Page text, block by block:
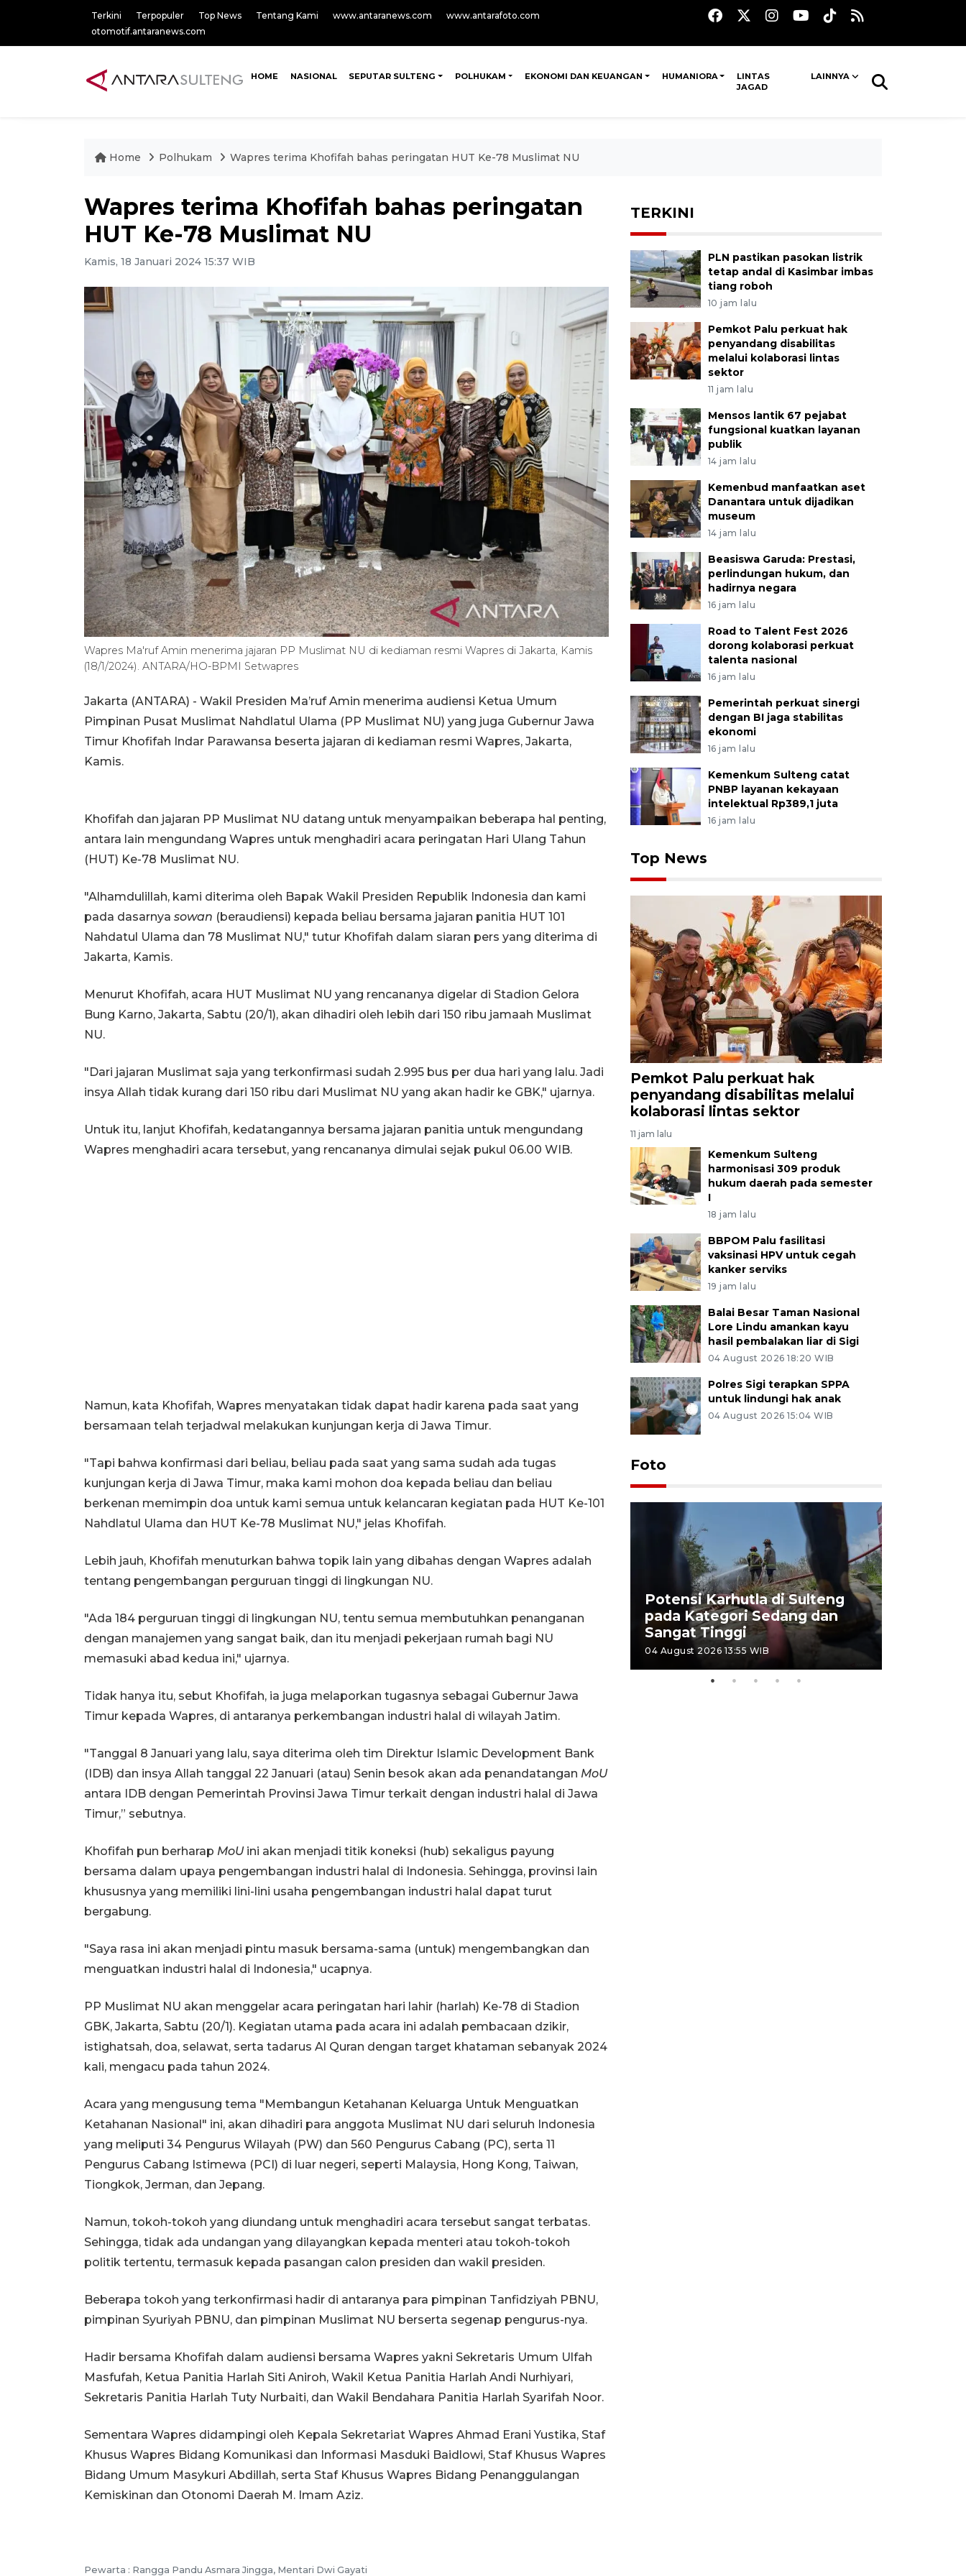
Terkini Terpopuler Top News Tentang Kami www.antaranews.com
www.antarafoto.com
otomotif.antaranews.com
HOME NASIONAL SEPUTAR SULTENG POLHUKAM EKONOMI DAN KEUANGAN HUMANIORA
LINTAS
JAGAD
LAINNYA
Home Polhukam Wapres terima Khofifah bahas peringatan HUT Ke-78 Muslimat NU
Wapres terima Khofifah bahas peringatan
HUT Ke-78 Muslimat NU
Kamis, 18 Januari 2024 15:37 WIB
Wapres Ma'ruf Amin menerima jajaran PP Muslimat NU di kediaman resmi Wapres di Jakarta, Kamis
(18/1/2024). ANTARA/HO-BPMI Setwapres
Jakarta (ANTARA) - Wakil Presiden Ma’ruf Amin menerima audiensi Ketua Umum
Pimpinan Pusat Muslimat Nahdlatul Ulama (PP Muslimat NU) yang juga Gubernur Jawa
Timur Khofifah Indar Parawansa beserta jajaran di kediaman resmi Wapres, Jakarta,
Kamis.
Khofifah dan jajaran PP Muslimat NU datang untuk menyampaikan beberapa hal penting,
antara lain mengundang Wapres untuk menghadiri acara peringatan Hari Ulang Tahun
(HUT) Ke-78 Muslimat NU.
"Alhamdulillah, kami diterima oleh Bapak Wakil Presiden Republik Indonesia dan kami
pada dasarnya sowan (beraudiensi) kepada beliau bersama jajaran panitia HUT 101
Nahdatul Ulama dan 78 Muslimat NU," tutur Khofifah dalam siaran pers yang diterima di
Jakarta, Kamis.
Menurut Khofifah, acara HUT Muslimat NU yang rencananya digelar di Stadion Gelora
Bung Karno, Jakarta, Sabtu (20/1), akan dihadiri oleh lebih dari 150 ribu jamaah Muslimat
NU.
"Dari jajaran Muslimat saja yang terkonfirmasi sudah 2.995 bus per dua hari yang lalu. Jadi
insya Allah tidak kurang dari 150 ribu dari Muslimat NU yang akan hadir ke GBK," ujarnya.
Untuk itu, lanjut Khofifah, kedatangannya bersama jajaran panitia untuk mengundang
Wapres menghadiri acara tersebut, yang rencananya dimulai sejak pukul 06.00 WIB.
Namun, kata Khofifah, Wapres menyatakan tidak dapat hadir karena pada saat yang
bersamaan telah terjadwal melakukan kunjungan kerja di Jawa Timur.
"Tapi bahwa konfirmasi dari beliau, beliau pada saat yang sama sudah ada tugas
kunjungan kerja di Jawa Timur, maka kami mohon doa kepada beliau dan beliau
berkenan memimpin doa untuk kami semua untuk kelancaran kegiatan pada HUT Ke-101
Nahdlatul Ulama dan HUT Ke-78 Muslimat NU," jelas Khofifah.
Lebih jauh, Khofifah menuturkan bahwa topik lain yang dibahas dengan Wapres adalah
tentang pengembangan perguruan tinggi di lingkungan NU.
"Ada 184 perguruan tinggi di lingkungan NU, tentu semua membutuhkan penanganan
dengan manajemen yang sangat baik, dan itu menjadi pekerjaan rumah bagi NU
memasuki abad kedua ini," ujarnya.
Tidak hanya itu, sebut Khofifah, ia juga melaporkan tugasnya sebagai Gubernur Jawa
Timur kepada Wapres, di antaranya perkembangan industri halal di wilayah Jatim.
"Tanggal 8 Januari yang lalu, saya diterima oleh tim Direktur Islamic Development Bank
(IDB) dan insya Allah tanggal 22 Januari (atau) Senin besok akan ada penandatangan MoU
antara IDB dengan Pemerintah Provinsi Jawa Timur terkait dengan industri halal di Jawa
Timur,” sebutnya.
Khofifah pun berharap MoUini akan menjadi titik koneksi (hub) sekaligus payung
bersama dalam upaya pengembangan industri halal di Indonesia. Sehingga, provinsi lain
khususnya yang memiliki lini-lini usaha pengembangan industri halal dapat turut
bergabung.
"Saya rasa ini akan menjadi pintu masuk bersama-sama (untuk) mengembangkan dan
menguatkan industri halal di Indonesia," ucapnya.
PP Muslimat NU akan menggelar acara peringatan hari lahir (harlah) Ke-78 di Stadion
GBK, Jakarta, Sabtu (20/1). Kegiatan utama pada acara ini adalah pembacaan dzikir,
istighatsah, doa, selawat, serta tadarus Al Quran dengan target khataman sebanyak 2024
kali, mengacu pada tahun 2024.
Acara yang mengusung tema "Membangun Ketahanan Keluarga Untuk Menguatkan
Ketahanan Nasional" ini, akan dihadiri para anggota Muslimat NU dari seluruh Indonesia
yang meliputi 34 Pengurus Wilayah (PW) dan 560 Pengurus Cabang (PC), serta 11
Pengurus Cabang Istimewa (PCI) di luar negeri, seperti Malaysia, Hong Kong, Taiwan,
Tiongkok, Jerman, dan Jepang.
Namun, tokoh-tokoh yang diundang untuk menghadiri acara tersebut sangat terbatas.
Sehingga, tidak ada undangan yang dilayangkan kepada menteri atau tokoh-tokoh
politik tertentu, termasuk kepada pasangan calon presiden dan wakil presiden.
Beberapa tokoh yang terkonfirmasi hadir di antaranya para pimpinan Tanfidziyah PBNU,
pimpinan Syuriyah PBNU, dan pimpinan Muslimat NU berserta segenap pengurus-nya.
Hadir bersama Khofifah dalam audiensi bersama Wapres yakni Sekretaris Umum Ulfah
Masfufah, Ketua Panitia Harlah Siti Aniroh, Wakil Ketua Panitia Harlah Andi Nurhiyari,
Sekretaris Panitia Harlah Tuty Nurbaiti, dan Wakil Bendahara Panitia Harlah Syarifah Noor.
Sementara Wapres didampingi oleh Kepala Sekretariat Wapres Ahmad Erani Yustika, Staf
Khusus Wapres Bidang Komunikasi dan Informasi Masduki Baidlowi, Staf Khusus Wapres
Bidang Umum Masykuri Abdillah, serta Staf Khusus Wapres Bidang Penanggulangan
Kemiskinan dan Otonomi Daerah M. Imam Aziz.
Pewarta : Rangga Pandu Asmara Jingga, Mentari Dwi Gayati
TERKINI
PLN pastikan pasokan listrik
tetap andal di Kasimbar imbas
tiang roboh
10 jam lalu
Pemkot Palu perkuat hak
penyandang disabilitas
melalui kolaborasi lintas
sektor
11 jam lalu
Mensos lantik 67 pejabat
fungsional kuatkan layanan
publik
14 jam lalu
Kemenbud manfaatkan aset
Danantara untuk dijadikan
museum
14 jam lalu
Beasiswa Garuda: Prestasi,
perlindungan hukum, dan
hadirnya negara
16 jam lalu
Road to Talent Fest 2026
dorong kolaborasi perkuat
talenta nasional
16 jam lalu
Pemerintah perkuat sinergi
dengan BI jaga stabilitas
ekonomi
16 jam lalu
Kemenkum Sulteng catat
PNBP layanan kekayaan
intelektual Rp389,1 juta
16 jam lalu
Top News
Pemkot Palu perkuat hak
penyandang disabilitas melalui
kolaborasi lintas sektor
11 jam lalu
Kemenkum Sulteng
harmonisasi 309 produk
hukum daerah pada semester
I
18 jam lalu
BBPOM Palu fasilitasi
vaksinasi HPV untuk cegah
kanker serviks
19 jam lalu
Balai Besar Taman Nasional
Lore Lindu amankan kayu
hasil pembalakan liar di Sigi
04 August 2026 18:20 WIB
Polres Sigi terapkan SPPA
untuk lindungi hak anak
04 August 2026 15:04 WIB
Foto
Layanan pembuatan SIM Baru
di Satpas Polresta Palu
Potensi Karhutla di Sulteng
pada Kategori Sedang dan
Sangat Tinggi
04 August 2026 13:55 WIB